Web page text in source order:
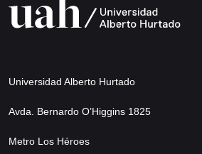
Universidad Alberto Hurtado
Avda. Bernardo O’Higgins 1825
Metro Los Héroes